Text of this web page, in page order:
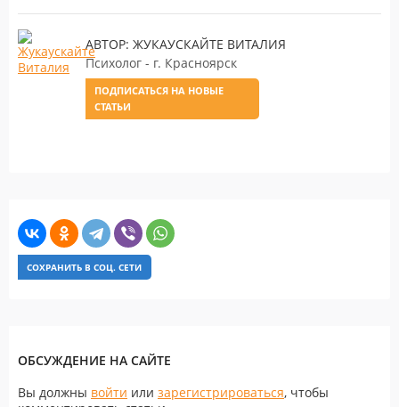
АВТОР: ЖУКАУСКАЙТЕ ВИТАЛИЯ
Психолог - г. Красноярск
ПОДПИСАТЬСЯ НА НОВЫЕ
СТАТЬИ
СОХРАНИТЬ В СОЦ. СЕТИ
ОБСУЖДЕНИЕ НА САЙТЕ
Вы должны войти или зарегистрироваться, чтобы